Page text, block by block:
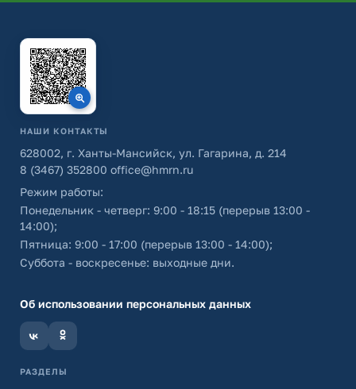
НАШИ КОНТАКТЫ
628002, г. Ханты-Мансийск, ул. Гагарина, д. 214
8 (3467) 352800 office@hmrn.ru
Режим работы:
Понедельник - четверг: 9:00 - 18:15 (перерыв 13:00 -
14:00);
Пятница: 9:00 - 17:00 (перерыв 13:00 - 14:00);
Суббота - воскресенье: выходные дни.
Об использовании персональных данных
РАЗДЕЛЫ